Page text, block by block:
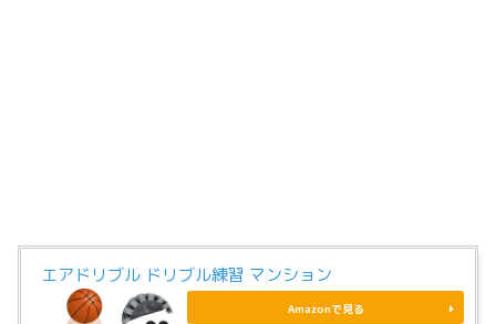
エアドリブル ドリブル練習 マンション
Amazonで見る